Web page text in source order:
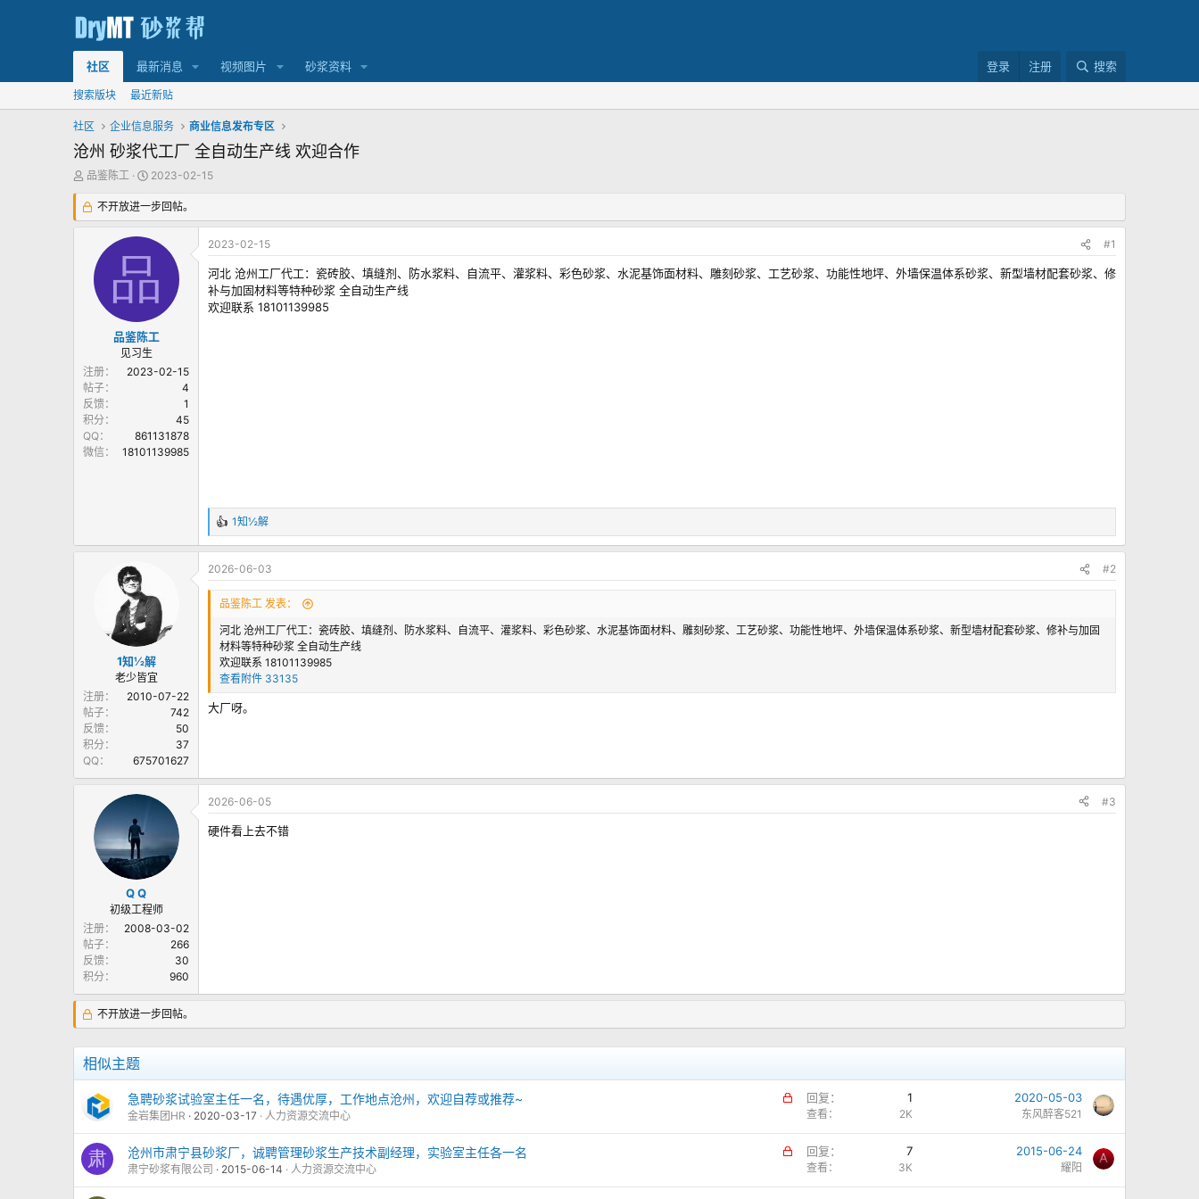
社区 最新消息 视频图片 砂浆资料 登录 注册 搜索
搜索版块 最近新贴
社区 企业信息服务 商业信息发布专区
沧州 砂浆代工厂 全自动生产线 欢迎合作
主
发
起
品鉴陈工
发
时
间
2023-02-15
不开放进一步回帖。
品
品鉴陈工
见习生
注册
2023-02-15
帖子
4
反馈
1
积分
45
QQ
861131878
微信
18101139985
2023-02-15 #1
河北 沧州工厂代工：瓷砖胶、填缝剂、防水浆料、自流平、灌浆料、彩色砂浆、水泥基饰面材料、雕刻砂浆、工艺砂浆、功能性地坪、外墙保温体系砂浆、新型墙材配套砂浆、修
补与加固材料等特种砂浆 全自动生产线
欢迎联系 18101139985
反
馈
1知½解
1知½解
老少皆宜
注册
2010-07-22
帖子
742
反馈
50
积分
37
QQ
675701627
2026-06-03 #2
品鉴陈工 发表：
河北 沧州工厂代工：瓷砖胶、填缝剂、防水浆料、自流平、灌浆料、彩色砂浆、水泥基饰面材料、雕刻砂浆、工艺砂浆、功能性地坪、外墙保温体系砂浆、新型墙材配套砂浆、修补与加固
材料等特种砂浆 全自动生产线
欢迎联系 18101139985
查看附件 33135
大厂呀。
Q Q
初级工程师
注册
2008-03-02
帖子
266
反馈
30
积分
960
2026-06-05 #3
硬件看上去不错
不开放进一步回帖。
相似主题
锁
急聘砂浆试验室主任一名，待遇优厚，工作地点沧州，欢迎自荐或推荐~
金岩集团HR 2020-03-17 人力资源交流中心
回复 1
查看 2K
2020-05-03
东风醉客521
肃
锁
沧州市肃宁县砂浆厂，诚聘管理砂浆生产技术副经理，实验室主任各一名
肃宁砂浆有限公司 2015-06-14 人力资源交流中心
回复 7
查看 3K
2015-06-24
耀阳